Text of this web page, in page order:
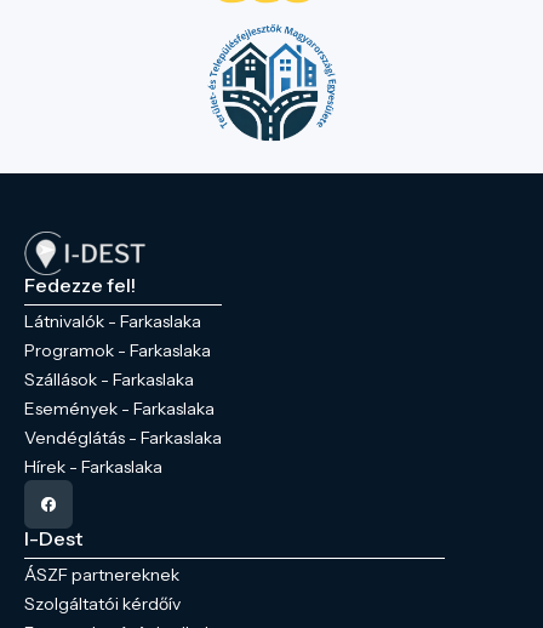
Fedezze fel!
Látnivalók - Farkaslaka
Programok - Farkaslaka
Szállások - Farkaslaka
Események - Farkaslaka
Vendéglátás - Farkaslaka
Hírek - Farkaslaka
I-Dest
ÁSZF partnereknek
Szolgáltatói kérdőív